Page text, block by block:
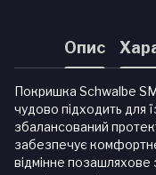
Опис
Покришка Schwalbe
чудово підходить для
збалансований
забезпечує
відмінне позашляхове